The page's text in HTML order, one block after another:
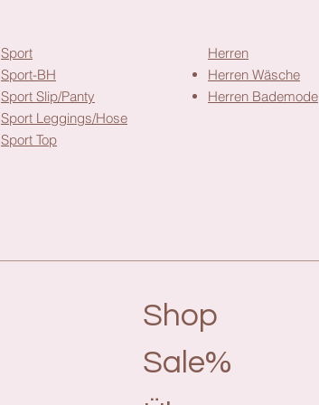
Sport
Sport-BH
Sport Slip/Panty
Sport Leggings/Hose
Sport Top
Herren
Herren Wäsche
Herren Bademode
Shop
Sale%